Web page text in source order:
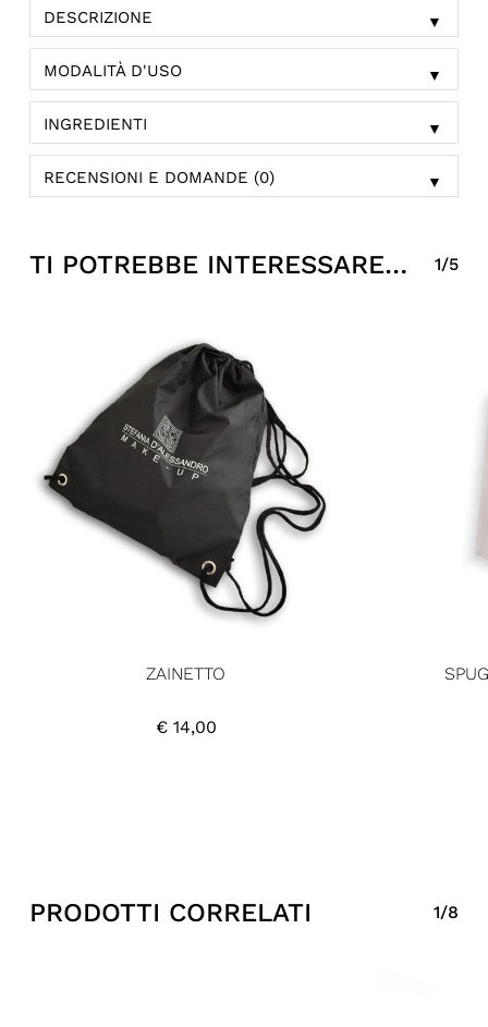
DESCRIZIONE ▼
MODALITÀ D'USO ▼
INGREDIENTI ▼
RECENSIONI E DOMANDE (0) ▼
TI POTREBBE INTERESSARE… 1/5
ZAINETTO
€14,00
PRODOTTI CORRELATI 1/8